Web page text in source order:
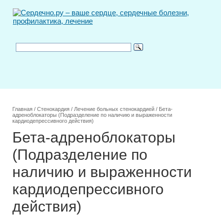
Главная / Стенокардия / Лечение больных стенокардией / Бета-
адреноблокаторы (Подразделение по наличию и выраженности
кардиодепрессивного действия)
Бета-адреноблокаторы
(Подразделение по
наличию и выраженности
кардиодепрессивного
действия)